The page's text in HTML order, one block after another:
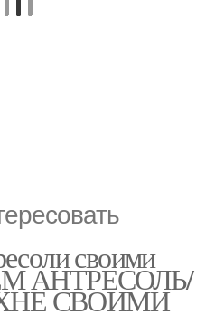
своими
АНТРЕСОЛЬ/
СВОИМИ